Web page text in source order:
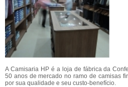
A Camisaria HP é a loja de fábrica da
50 anos de mercado no ramo de camisas
por sua qualidade e seu custo-benefício.